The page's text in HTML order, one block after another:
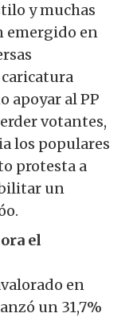
y muchas
emergido en
apoyar al PP
votantes,
los populares
protesta a
un
el
en
un 31,7%